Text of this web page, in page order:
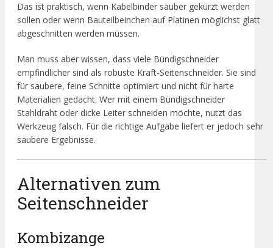
Das ist praktisch, wenn Kabelbinder sauber gekürzt werden
sollen oder wenn Bauteilbeinchen auf Platinen möglichst glatt
abgeschnitten werden müssen.
Man muss aber wissen, dass viele Bündigschneider
empfindlicher sind als robuste Kraft-Seitenschneider. Sie sind
für saubere, feine Schnitte optimiert und nicht für harte
Materialien gedacht. Wer mit einem Bündigschneider
Stahldraht oder dicke Leiter schneiden möchte, nutzt das
Werkzeug falsch. Für die richtige Aufgabe liefert er jedoch sehr
saubere Ergebnisse.
Alternativen zum
Seitenschneider
Kombizange